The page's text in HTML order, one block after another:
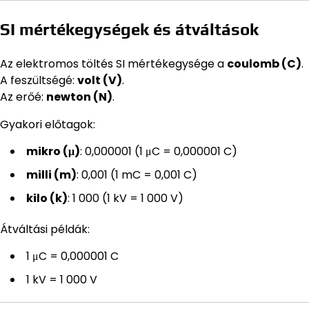
SI mértékegységek és átváltások
Az elektromos töltés SI mértékegysége a coulomb (C).
A feszültségé: volt (V).
Az erőé: newton (N).
Gyakori előtagok:
mikro (μ): 0,000001 (1 μC = 0,000001 C)
milli (m): 0,001 (1 mC = 0,001 C)
kilo (k): 1 000 (1 kV = 1 000 V)
Átváltási példák:
1 μC = 0,000001 C
1 kV = 1 000 V